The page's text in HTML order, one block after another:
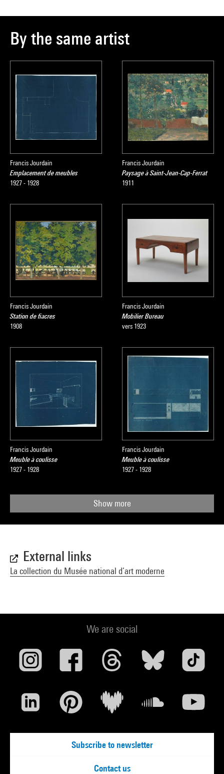
By the same artist
Francis Jourdain
Emplacement de meubles
1927 - 1928
Francis Jourdain
Paysage à Saint-Jean-Cap-Ferrat
1911
Francis Jourdain
Station de fiacres
1908
Francis Jourdain
Mobilier Bureau
vers 1923
Francis Jourdain
Meuble à coulisse
1927 - 1928
Francis Jourdain
Meuble à coulisse
1927 - 1928
Show more
External links
La collection du Musée national d’art moderne
We are social
Subscribe to newsletter
Contact us